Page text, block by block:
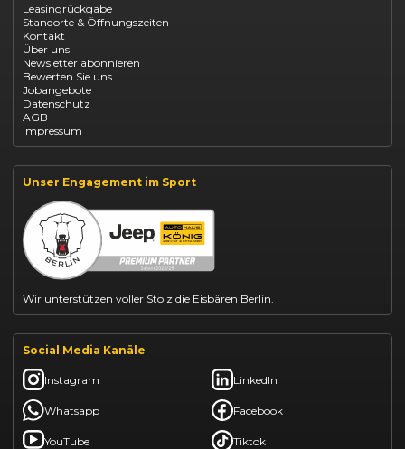
Opel Astra leasen
Opel Mokka kaufen
Opel Grandland finanzieren
Opel Vivaro Gewerbeleasing
Fiat 500 finanzieren
Fiat Panda leasen
Dacia Duster finanzieren
Dacia Sandero kaufen
Dacia Jogger leasen
Jeep Compass leasen
Jeep Renegade finanzieren
Suzuki Swift finanzieren
BYD Dolphin finanzieren
Kia Ceed finanzieren
Kia Sportage leasen
Mazda CX-30 finanzieren
Citroën C3 leasen
Leasingrückgabe
Standorte & Öffnungszeiten
Kontakt
Über uns
Newsletter abonnieren
Bewerten Sie uns
Jobangebote
Datenschutz
AGB
Impressum
Unser Engagement im Sport
Wir unterstützen voller Stolz die Eisbären Berlin.
Social Media Kanäle
Instagram LinkedIn
Whatsapp Facebook
YouTube Tiktok